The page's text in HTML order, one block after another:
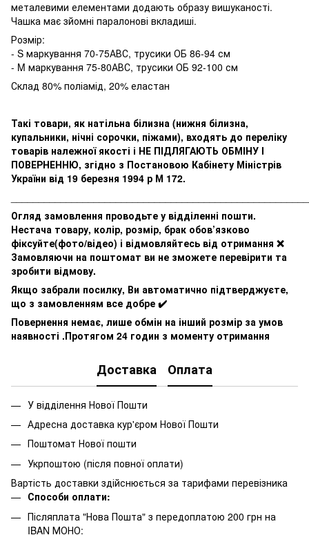
металевими елементами додають образу вишуканості.
Чашка має зйомні паралонові вкладиші.
Розмір:
- S маркування 70-75АВС, трусики ОБ 86-94 см
- M маркування 75-80АВС, трусики ОБ 92-100 см
Склад 80% поліамід, 20% еластан
Такі товари, як натільна білизна (нижня білизна,
купальники, нічні сорочки, піжами), входять до переліку
товарів належної якості і НЕ ПІДЛЯГАЮТЬ ОБМІНУ І
ПОВЕРНЕННЮ, згідно з Постановою Кабінету Міністрів
України від 19 березня 1994 р М 172.
Огляд замовлення проводьте у відділенні пошти.
Нестача товару, колір, розмір, брак обов’язково
фіксуйте(фото/відео) і відмовляйтесь від отримання ❌
Замовляючи на поштомат ви не зможете перевірити та
зробити відмову.
Якщо забрали посилку, Ви автоматично підтверджуєте,
що з замовленням все добре ✔️
Повернення немає, лише обмін на інший розмір за умов
наявності .Протягом 24 годин з моменту отримання
Доставка Оплата
У відділення Нової Пошти
Адресна доставка кур'єром Нової Пошти
Поштомат Нової пошти
Укрпоштою (після повної оплати)
Вартість доставки здійснюється за тарифами перевізника
Способи оплати:
Післяплата "Нова Пошта" з передоплатою 200 грн на
IBAN МОНО: